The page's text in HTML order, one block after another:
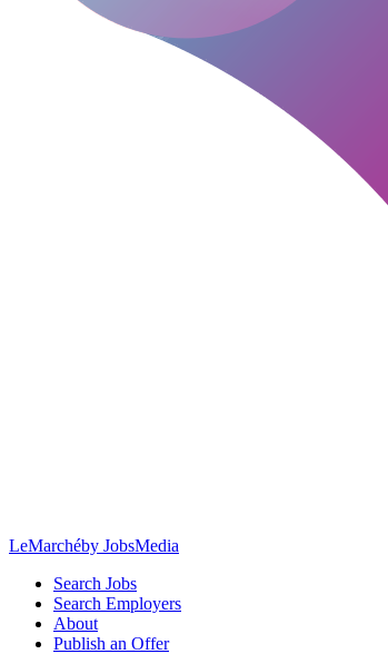
LeMarchéby JobsMedia
Search Jobs
Search Employers
About
Publish an Offer